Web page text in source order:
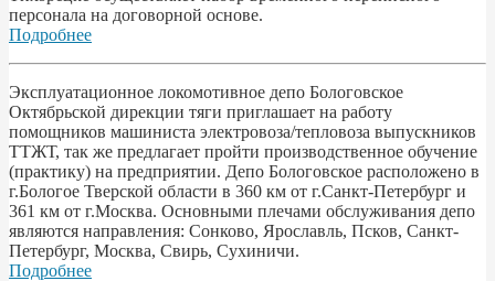
персонала на договорной основе.
Подробнее
Эксплуатационное локомотивное депо Бологовское
Октябрьской дирекции тяги приглашает на работу
помощников машиниста электровоза/тепловоза выпускников
ТТЖТ, так же предлагает пройти производственное обучение
(практику) на предприятии. Депо Бологовское расположено в
г.Бологое Тверской области в 360 км от г.Санкт-Петербург и
361 км от г.Москва. Основными плечами обслуживания депо
являются направления: Сонково, Ярославль, Псков, Санкт-
Петербург, Москва, Свирь, Сухиничи.
Подробнее